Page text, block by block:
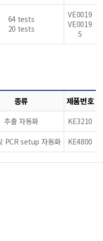
64 tests
20 tests
VE0019
VE0019
S
종류 제품번호
추출 자동화
KE3210
PCR setup 자동화 KE4800